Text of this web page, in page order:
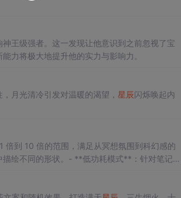
王级强者。这一发现让他意识到之前忽视了宝
力将极大地提升他的实力与影响力。
月光清冷引发对温暖的渴望， 星辰闪烁唤起内
倍到 10 倍的范围，满足从冥想氛围到科幻感的
绘不同的形状。- **低功耗模式**：针对笔记本
效果。